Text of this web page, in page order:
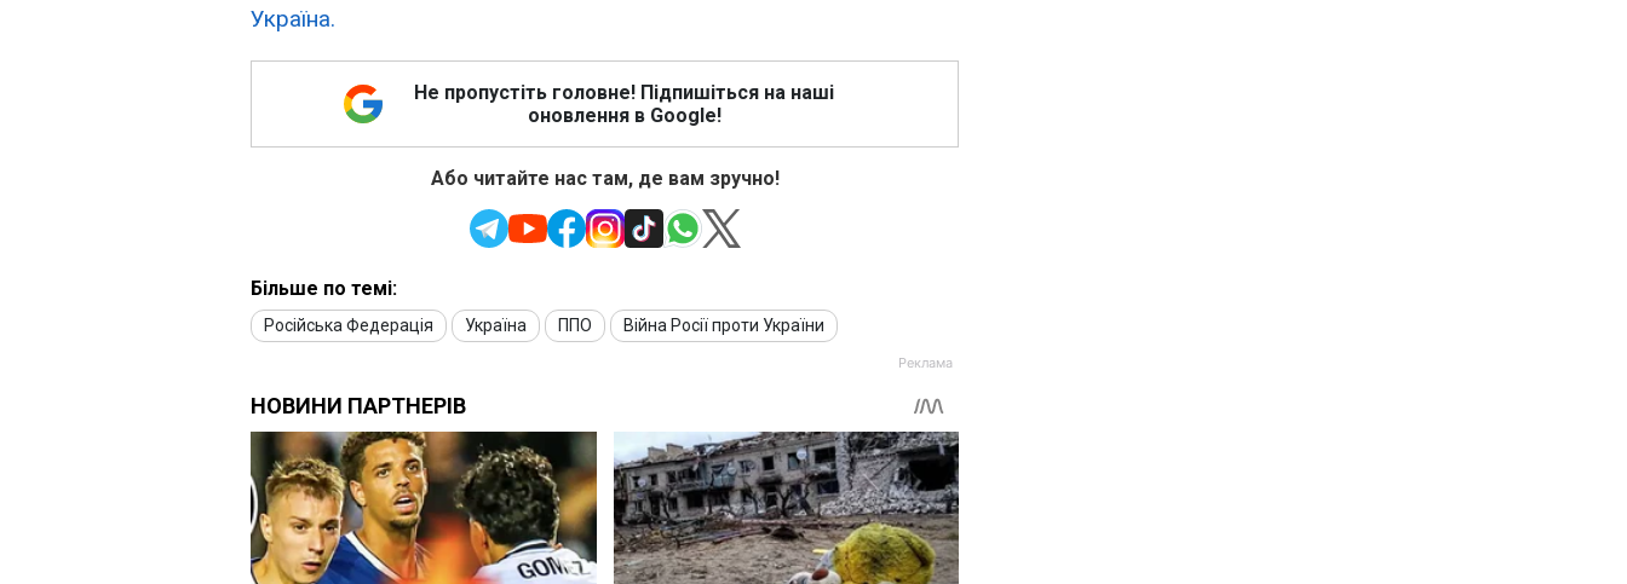
Україна.
Не пропустіть головне! Підпишіться на наші
оновлення в Google!
Або читайте нас там, де вам зручно!
Більше по темі:
Російська Федерація Україна ППО Війна Росії проти України